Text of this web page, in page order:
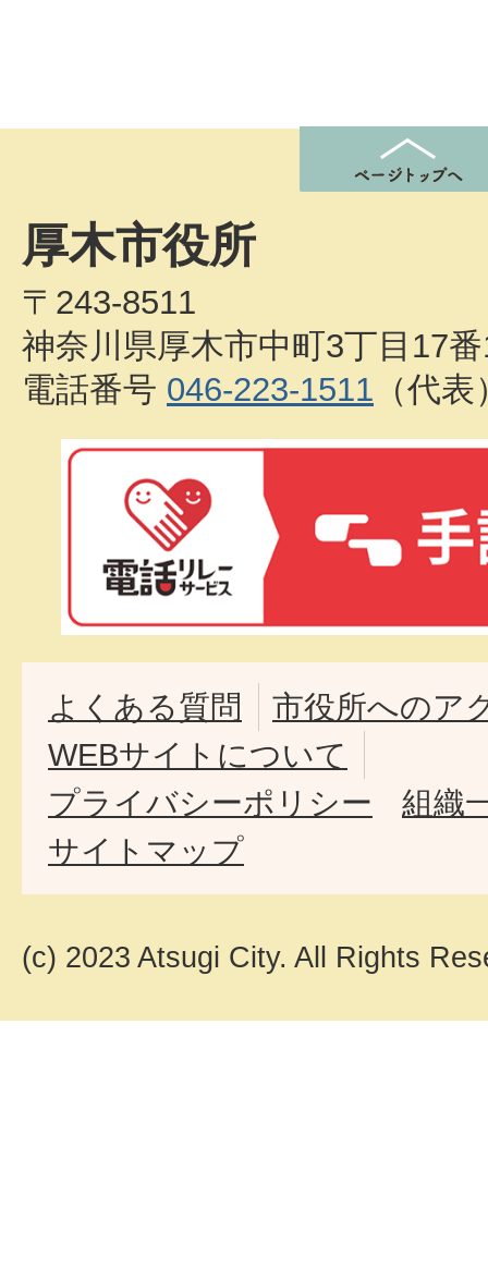
厚木市役所
〒243-8511
神奈川県厚木市中町3丁目17
電話番号 046-223-1511 （代表
よくある質問
市役所へのア
WEBサイトについて
プライバシーポリシー
組織
サイトマップ
(c) 2023 Atsugi City. All Rights